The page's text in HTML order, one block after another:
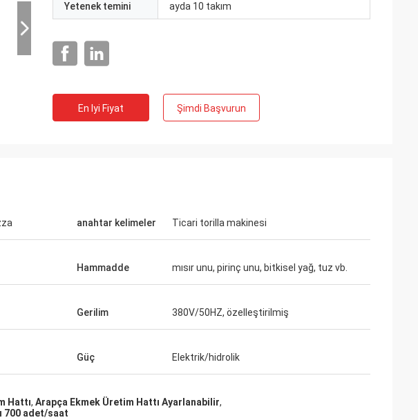
Yetenek temini ayda 10 takım
En Iyi Fiyat Şimdi Başvurun
anahtar kelimeler Ticari torilla makinesi
Hammadde mısır unu, pirinç unu, bitkisel yağ, tuz vb.
Gerilim 380V/50HZ, özelleştirilmiş
Güç Elektrik/hidrolik
Hattı, Arapça Ekmek Üretim Hattı Ayarlanabilir,
700 adet/saat